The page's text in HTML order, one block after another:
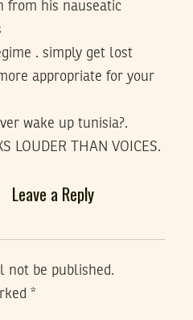
from his nauseatic
. simply get lost
appropriate for your
wake up tunisia?.
LOUDER THAN VOICES.
Leave a Reply
not be published.
*